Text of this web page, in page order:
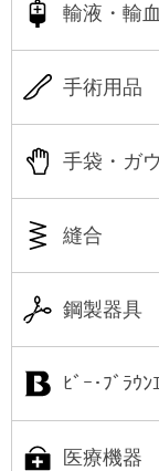
輸液・輸血
手術用品
手袋・ガ
縫合
鋼製器具
ﾋﾞｰ･ﾌﾞﾗｳ
医療機器